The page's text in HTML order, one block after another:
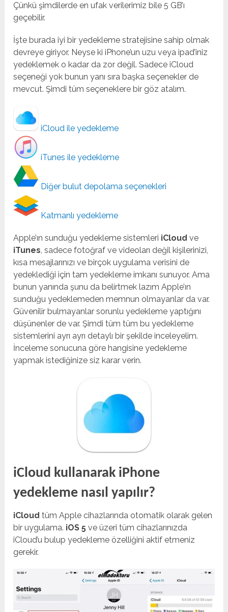
Çünkü şimdilerde en ufak verilerimiz bile 5 GB’ı
geçebilir.
İşte burada iyi bir yedekleme stratejisine sahip olmak
devreye giriyor. Neyse ki iPhone’un uzu veya ipad’iniz
yedeklemek o kadar da zor değil. Sadece iCloud
seçeneği yok bunun yanı sıra başka seçenekler de
mevcut. Şimdi tüm seçeneklere bir göz atalım.
iCloud ile yedekleme
iTunes ile yedekleme
Diğer bulut depolama seçenekleri
Katmanlı yedekleme
Apple’ın sunduğu yedekleme sistemleri iCloud ve
iTunes, sadece fotoğraf ve videoları değil kişilerinizi,
kısa mesajlarınızı ve birçok uygulama verisini de
yedeklediği için tam yedekleme imkanı sunuyor. Ama
bunun yanında şunu da belirtmek lazım Apple’ın
sunduğu yedeklemeden memnun olmayanlar da var.
Güvenilir bulmayanlar sorunlu yedekleme yaptığını
düşünenler de var. Şimdi tüm tüm bu yedekleme
sistemlerini ayrı ayrı detaylı bir şekilde inceleyelim.
İnceleme sonucuna göre hangisine yedekleme
yapmak istediğinize siz karar verin.
iCloud kullanarak iPhone
yedekleme nasıl yapılır?
iCloud tüm Apple cihazlarında otomatik olarak gelen
bir uygulama. iOS 5 ve üzeri tüm cihazlarınızda
iCloud’u bulup yedekleme özelliğini aktif etmeniz
gerekir.